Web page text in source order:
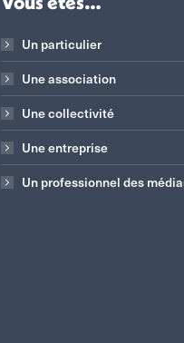
Un particulier
Une association
Une collectivité
Une entreprise
Un professionnel des